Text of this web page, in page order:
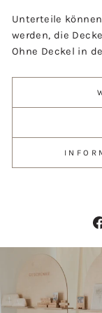
Unterteile
werden, die
Ohne Deckel in